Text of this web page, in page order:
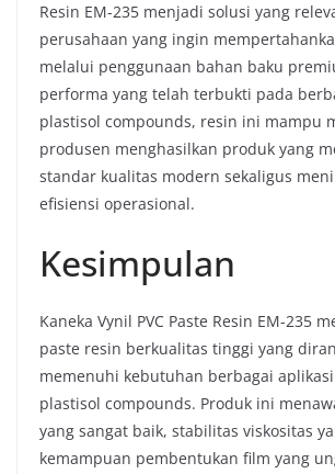
Resin EM-235 menjadi solusi yang
perusahaan yang ingin
melalui penggunaan bahan baku
performa yang telah terbukti pada
plastisol compounds, resin ini mampu
produsen menghasilkan produk yang
standar kualitas modern sekaligus
efisiensi operasional.
Kesimpulan
Kaneka Vynil PVC Paste Resin EM-235
paste resin berkualitas tinggi yang
memenuhi kebutuhan berbagai
plastisol compounds. Produk ini
yang sangat baik, stabilitas viskositas
kemampuan pembentukan film yang